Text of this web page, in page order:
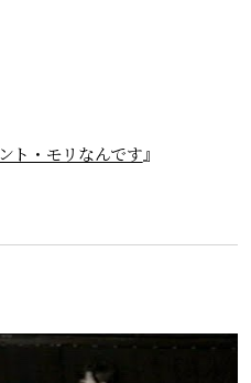
ト・モリなんです』